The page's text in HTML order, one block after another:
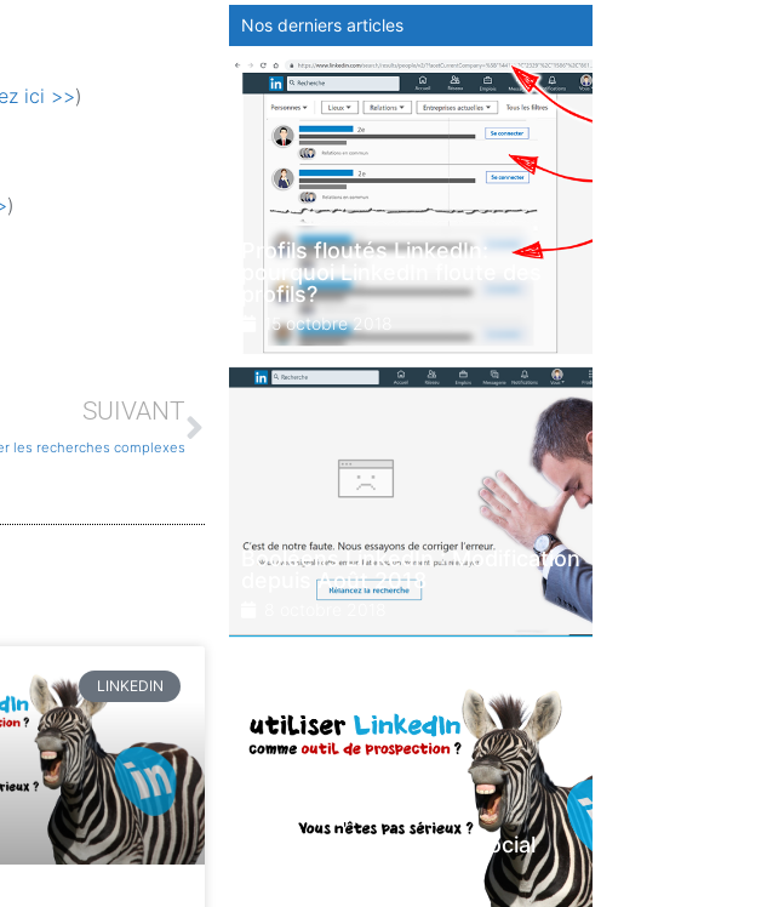
ici >>)
)
SUIVANT
les recherches complexes
LINKEDIN
Nos derniers articles
Profils floutés LinkedIn:
pourquoi LinkedIn floute des
profils?
15 octobre 2018
Booléens LinkedIn : Modification
depuis Août 2018
LinkedIn pour faire du social
selling ? Quelle blague !